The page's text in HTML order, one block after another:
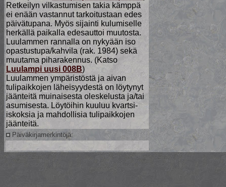
Retkeilyn vilkastumisen takia kämppä
ei enään vastannut tarkoitustaan edes
päivätupana. Myös sijainti kulumiselle
herkällä paikalla edesauttoi muutosta.
Luulammen rannalla on nykyään iso
opastustupa/kahvila (rak. 1984) sekä
muutama piharakennus. (Katso
Luulampi uusi 008B)
Luulammen ympäristöstä ja aivan
tulipaikkojen läheisyydestä on löytynyt
jäänteitä muinaisesta oleskelusta ja/tai
asumisesta. Löytöihin kuuluu kvartsi-
iskoksia ja mahdollisia tulipaikkojen
jäänteitä.
Päiväkirjamerkintöjä: